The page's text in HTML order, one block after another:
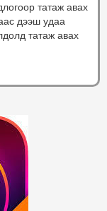
татаж авах
дээш удаа
татаж авах